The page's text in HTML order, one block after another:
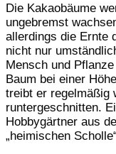
Die Kakaobäume
ungebremst
allerdings die Ernte
nicht nur
Mensch und
Baum bei einer
treibt er regelmäßig
runtergeschnitten.
Hobbygärtner aus
„heimischen